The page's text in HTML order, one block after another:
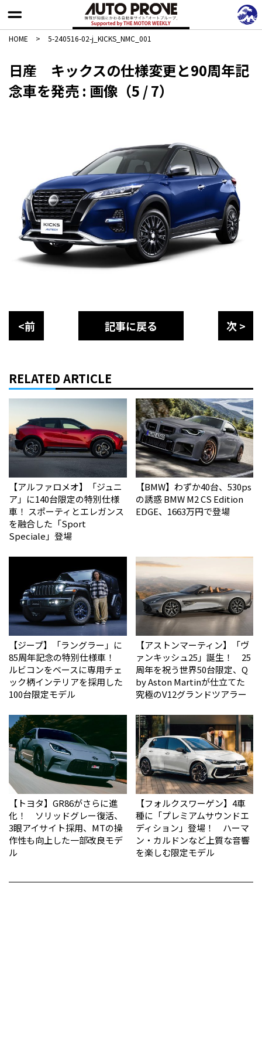
HOME > 5-240516-02-j_KICKS_NMC_001
日産 キックスの仕様変更と90周年記
念車を発売 : 画像（5 / 7）
<前 記事に戻る 次 >
RELATED ARTICLE
【アルファロメオ】「ジュニ
ア」に140台限定の特別仕様
車！ スポーティとエレガンス
を融合した「Sport
Speciale」登場
【BMW】わずか40台、530ps
の誘惑 BMW M2 CS Edition
EDGE、1663万円で登場
【ジープ】「ラングラー」に
85周年記念の特別仕様車！
ルビコンをベースに専用チェ
ック柄インテリアを採用した
100台限定モデル
【アストンマーティン】「ヴ
ァンキッシュ25」誕生！ 25
周年を祝う世界50台限定、Q
by Aston Martinが仕立てた
究極のV12グランドツアラー
【トヨタ】GR86がさらに進
化！ ソリッドグレー復活、
3眼アイサイト採用、MTの操
作性も向上した一部改良モデ
ル
【フォルクスワーゲン】4車
種に「プレミアムサウンドエ
ディション」登場！ ハーマ
ン・カルドンなど上質な音響
を楽しむ限定モデル